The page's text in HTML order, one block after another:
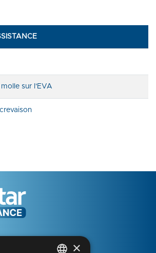
sur l'EVA
×